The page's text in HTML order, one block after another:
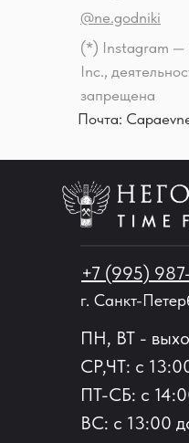
@ne.godniki
(*) Instagram —
Inc.,
запрещена
Почта:
г. Санкт-
ПН, ВТ -
+7 (995)
СР,ЧТ: с
ВС: с 13:00
ПТ-СБ: с